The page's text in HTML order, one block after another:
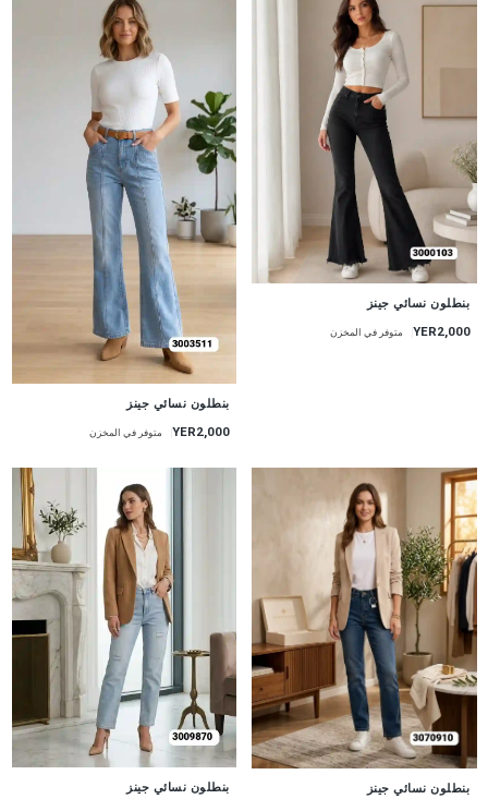
جديد
بنطلون نسائي جينز
YER2,000 متوفر في المخزن
بنطلون نسائي جينز
YER2,000 متوفر في المخزن
بنطلون نسائي جينز
جديد
بنطلون نسائي جينز